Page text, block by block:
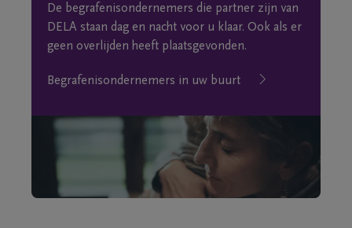
De begrafenisondernemers die partner zijn van
DELA staan dag en nacht voor u klaar. Ook als er
geen overlijden heeft plaatsgevonden.
Begrafenisondernemers in uw buurt